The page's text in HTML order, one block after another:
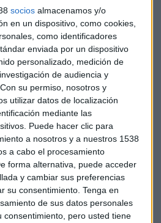
socios almacenamos y/o
en un dispositivo, como cookies,
como identificadores
enviada por un dispositivo
personalizado, medición de
de audiencia y
Con su permiso, nosotros y
utilizar datos de localización
mediante las
Puede hacer clic para
a nosotros y a nuestros 1538
a cabo el procesamiento
forma alternativa, puede acceder
y cambiar sus preferencias
su consentimiento. Tenga en
de sus datos personales
consentimiento, pero usted tiene
a parar"
cierto desconcierto sobre la
frontera con Francia. Señala que
que están ejecutando estos
en sus objetivos.
los agricultores españoles porque
los que llevan sus
la importancia de conservar
fácil que puede llevar a perderlos